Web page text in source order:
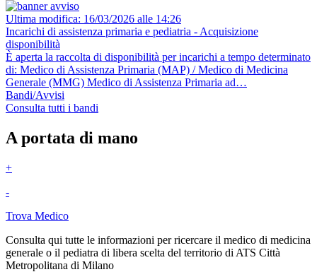
Ultima modifica: 16/03/2026 alle 14:26
Incarichi di assistenza primaria e pediatria - Acquisizione
disponibilità
È aperta la raccolta di disponibilità per incarichi a tempo determinato
di: Medico di Assistenza Primaria (MAP) / Medico di Medicina
Generale (MMG) Medico di Assistenza Primaria ad…
Bandi/Avvisi
Consulta tutti i bandi
A portata di mano
+
-
Trova Medico
Consulta qui tutte le informazioni per ricercare il medico di medicina
generale o il pediatra di libera scelta del territorio di ATS Città
Metropolitana di Milano